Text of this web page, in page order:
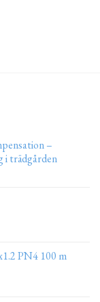
–
trädgården
PN4 100 m